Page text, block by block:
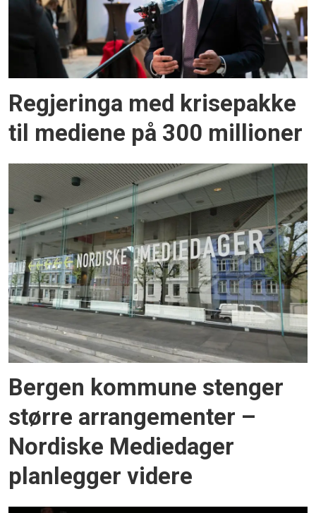
Regjeringa med krisepakke
til mediene på 300 millioner
Bergen kommune stenger
større arrangementer –
Nordiske Mediedager
planlegger videre